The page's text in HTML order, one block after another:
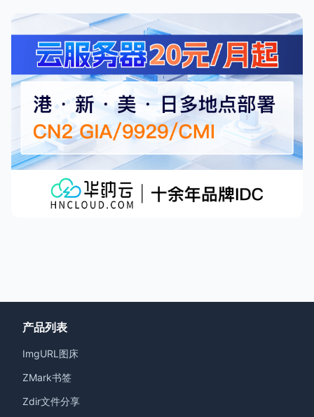
产品列表
ImgURL图床
ZMark书签
Zdir文件分享